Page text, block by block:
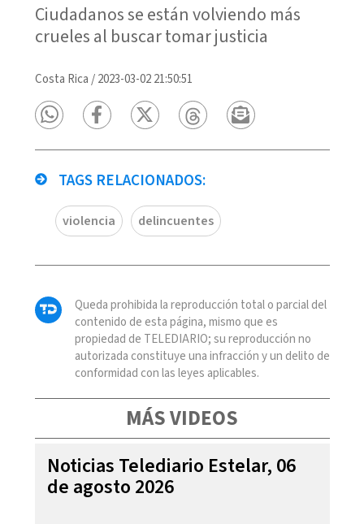
Ciudadanos se están volviendo más
crueles al buscar tomar justicia
Costa Rica /2023-03-02 21:50:51
TAGS RELACIONADOS:
violencia delincuentes
Queda prohibida la reproducción total o parcial del
contenido de esta página, mismo que es
propiedad de TELEDIARIO; su reproducción no
autorizada constituye una infracción y un delito de
conformidad con las leyes aplicables.
MÁS VIDEOS
Noticias Telediario Estelar, 06
de agosto 2026